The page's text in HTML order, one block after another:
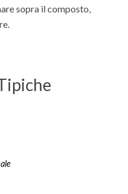
sopra il composto,